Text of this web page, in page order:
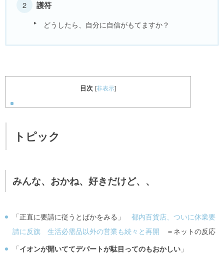
護符
どうしたら、自分に自信がもてますか？
目次 [非表示]
トピック
みんな、おかね、好きだけど、、
「正直に要請に従うとばかをみる」 都内百貨店、ついに休業要
請に反旗 生活必需品以外の営業も続々と再開
＝ネットの反応
「イオンが開いててデパートが駄目ってのもおかしい 」